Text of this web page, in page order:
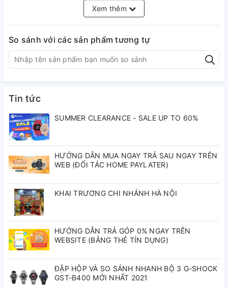
Số hiệu máy: G111
Kính khoáng
Bảo hành Tân Tân:
Độ dày vỏ:
Chất liệu vỏ: Thép không gỉ
Dây đeo: Dây da
Xem thêm
So sánh với các sản phẩm tương tự
Tin tức
SUMMER CLEARANCE - SALE UP TO 60%
HƯỚNG DẪN MUA NGAY TRẢ SAU NGAY TRÊN
WEB (ĐỐI TÁC HOME PAYLATER)
KHAI TRƯƠNG CHI NHÁNH HÀ NỘI
HƯỚNG DẪN TRẢ GÓP 0% NGAY TRÊN
WEBSITE (BẰNG THẺ TÍN DỤNG)
ĐẬP HỘP VÀ SO SÁNH NHANH BỘ 3 G-SHOCK
GST-B400 MỚI NHẤT 2021